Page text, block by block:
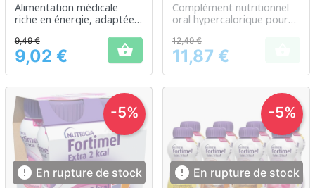
Alimentation médicale
riche en énergie, adaptée
nutritionnels en cas de
malnutrition liée à une
maladie.
Prix
9,49 €
9,02 € 
Complément nutritionnel
oral hypercalorique pour
énergétiques accrus
Prix
12,49 €
11,87 €
 En rupture de stock
-5%
 En rupture de stock
-5%